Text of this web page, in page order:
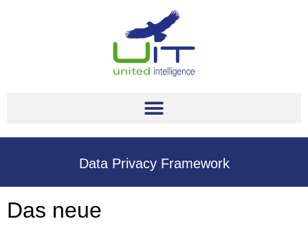
Data Privacy Framework
Das neue